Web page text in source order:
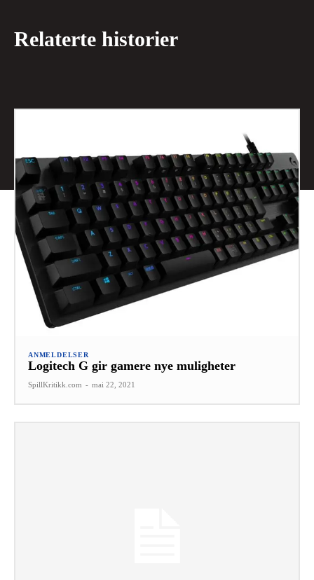
Relaterte historier
ANMELDELSER
Logitech G gir gamere nye muligheter
SpillKritikk.com - mai 22, 2021